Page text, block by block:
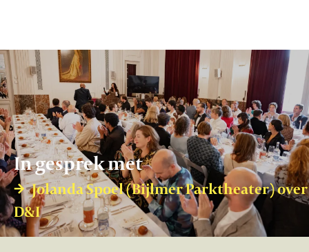
In gesprek met
Jolanda Spoel (Bijlmer Parktheater) over
D&I